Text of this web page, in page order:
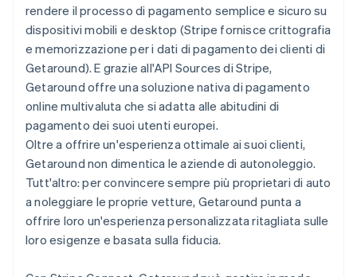
rendere il processo di pagamento semplice e sicuro su
dispositivi mobili e desktop (Stripe fornisce crittografia
e memorizzazione per i dati di pagamento dei clienti di
Getaround). E grazie all'API Sources di Stripe,
Getaround offre una soluzione nativa di pagamento
online multivaluta che si adatta alle abitudini di
pagamento dei suoi utenti europei.
Oltre a offrire un'esperienza ottimale ai suoi clienti,
Getaround non dimentica le aziende di autonoleggio.
Tutt'altro: per convincere sempre più proprietari di auto
a noleggiare le proprie vetture, Getaround punta a
offrire loro un'esperienza personalizzata ritagliata sulle
loro esigenze e basata sulla fiducia.